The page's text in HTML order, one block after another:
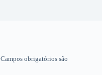
Campos obrigatórios são